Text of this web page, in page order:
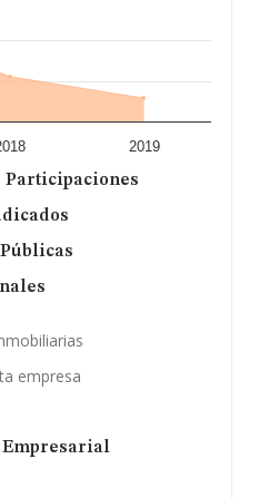
2019
empresa
Empresarial